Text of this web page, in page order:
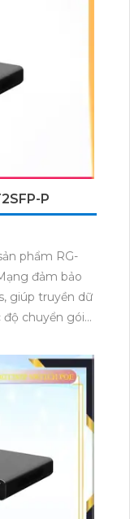
P
phẩm RG-
đảm bảo
giúp truyền dữ
độ chuyển gói
thông tin. Điều
mạng sử dụng
tích hợp trên
thiết bị khác
P là một lựa
LAN tốc độ